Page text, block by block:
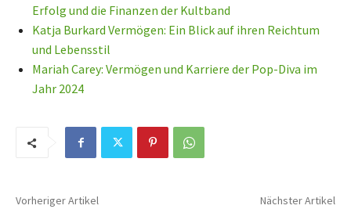
Erfolg und die Finanzen der Kultband
Katja Burkard Vermögen: Ein Blick auf ihren Reichtum
und Lebensstil
Mariah Carey: Vermögen und Karriere der Pop-Diva im
Jahr 2024
Vorheriger Artikel Nächster Artikel